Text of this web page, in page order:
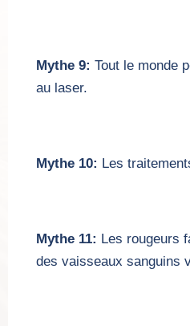
Mythe 9: Tout le monde
au laser.
Mythe 10: Les
Mythe 11: Les rougeurs
des vaisseaux sanguins